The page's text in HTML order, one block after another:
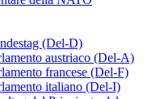
(Del-D)
austriaco (Del-A)
francese (Del-F)
italiano (Del-I)